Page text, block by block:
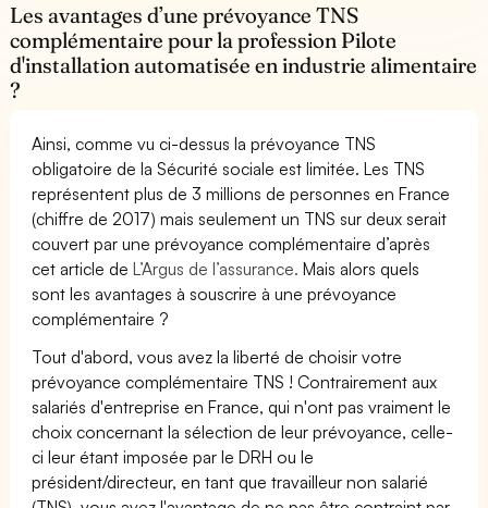
Les avantages d’une prévoyance TNS
complémentaire pour la profession Pilote
d'installation automatisée en industrie alimentaire
?
Ainsi, comme vu ci-dessus la prévoyance TNS
obligatoire de la Sécurité sociale est limitée. Les TNS
représentent plus de 3 millions de personnes en France
(chiffre de 2017) mais seulement un TNS sur deux serait
couvert par une prévoyance complémentaire d’après
cet article deL’Argus de l’assurance. Mais alors quels
sont les avantages à souscrire à une prévoyance
complémentaire ?
Tout d'abord, vous avez la liberté de choisir votre
prévoyance complémentaire TNS ! Contrairement aux
salariés d'entreprise en France, qui n'ont pas vraiment le
choix concernant la sélection de leur prévoyance, celle-
ci leur étant imposée par le DRH ou le
président/directeur, en tant que travailleur non salarié